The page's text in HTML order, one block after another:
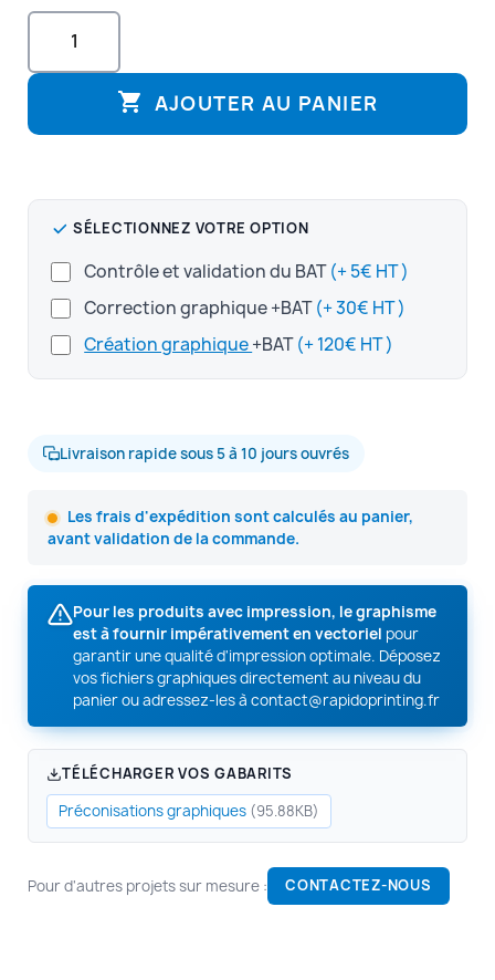
 AJOUTER AU PANIER
SÉLECTIONNEZ VOTRE OPTION
Contrôle et validation du BAT
(+ 5€ HT )
Correction graphique +BAT
(+ 30€ HT )
Création graphique+BAT (+ 120€ HT )
Livraison rapide sous 5 à 10 jours ouvrés
Les frais d'expédition sont calculés au panier,
avant validation de la commande.
Pour les produits avec impression, le graphisme
est à fournir impérativement en vectoriel pour
garantir une qualité d'impression optimale. Déposez
vos fichiers graphiques directement au niveau du
panier ou adressez-les àcontact@rapidoprinting.fr
TÉLÉCHARGER VOS GABARITS
Préconisations graphiques (95.88KB)
Pour d'autres projets sur mesure : CONTACTEZ-NOUS